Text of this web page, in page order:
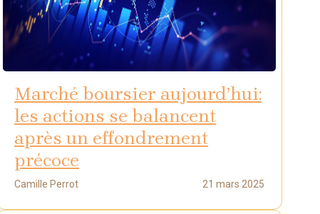
Marché boursier aujourd’hui:
les actions se balancent
après un effondrement
précoce
Camille Perrot 21 mars 2025